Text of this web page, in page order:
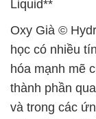
Liquid**
Oxy Già ©
học có nhiều
hóa mạnh mẽ
thành phần
và trong các